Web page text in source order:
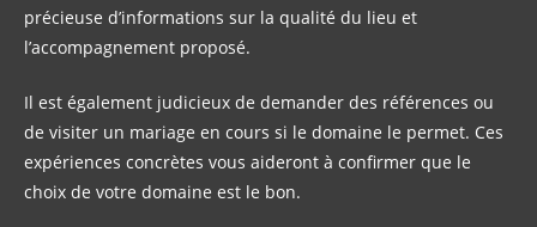
précieuse d’informations sur la qualité du lieu et
l’accompagnement proposé.
Il est également judicieux de demander des références ou
de visiter un mariage en cours si le domaine le permet. Ces
expériences concrètes vous aideront à confirmer que le
choix de votre domaine est le bon.